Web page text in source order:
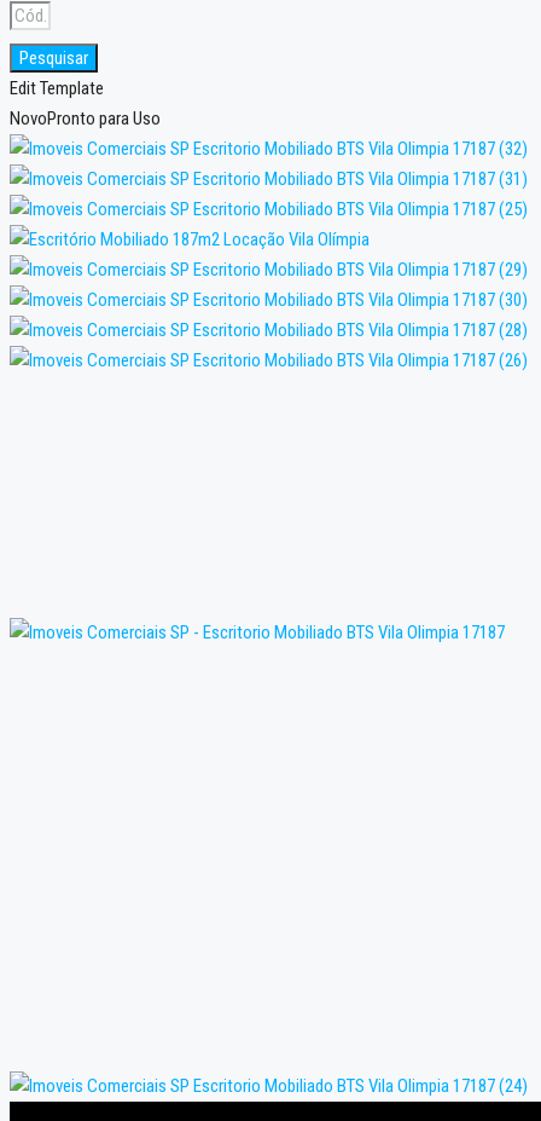
Pesquisar
Edit Template
NovoPronto para Uso